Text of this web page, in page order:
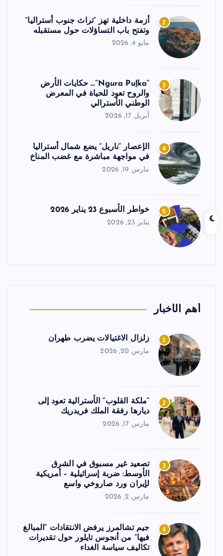
2
أزمة داخلية تهز “تراث جنوب أستراليا”
وتفتح باب التساؤلات حول مستقبله
مايو 4, 2026
3
“Ngura Puḻka”… حكايات الأرض
والروح تعود للحياة في المعرض
الوطني الأسترالي
أبريل 17, 2026
4
الإعصار “ناريل” يضع شمال أستراليا
في مواجهة مباشرة مع غضب المناخ
مارس 19, 2026
5 خواطر الأسبوع 23 يناير 2026
يناير 23, 2026
أهم الأخبار
1 زلزال الاغتيالات يضرب طهران
مارس 20, 2026
2
“ملكة القلوب” الأسترالية تعود إلى
ديارها رفقة الملك فريدريك
مارس 17, 2026
3
تصعيد غير مسبوق في الشرق
الأوسط: ضربة إسرائيلية – أمريكية
لإيران ورد صاروخي واسع
مارس 2, 2026
4
جيم تشالمرز يرفض الانتقادات “المبالغ
فيها” من أنجوس تايلور حول تقديرات
تكاليف سياسة الغداء